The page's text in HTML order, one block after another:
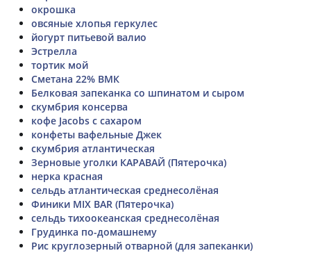
окрошка
овсяные хлопья геркулес
йогурт питьевой валио
Эстрелла
тортик мой
Сметана 22% ВМК
Белковая запеканка со шпинатом и сыром
скумбрия консерва
кофе Jacobs с сахаром
конфеты вафельные Джек
скумбрия атлантическая
Зерновые уголки КАРАВАЙ (Пятерочка)
нерка красная
сельдь атлантическая среднесолёная
Финики MIX BAR (Пятерочка)
сельдь тихоокеанская среднесолёная
Грудинка по-домашнему
Рис круглозерный отварной (для запеканки)